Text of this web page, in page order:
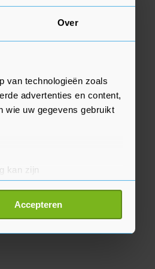
Over
van technologieën zoals
advertenties en content,
wie uw gegevens gebruikt
kan zijn
detailgedeelte
Accepteren